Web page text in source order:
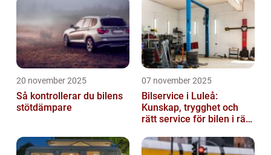
20 november 2025
Så kontrollerar du bilens
stötdämpare
07 november 2025
Bilservice i Luleå:
Kunskap, trygghet och
rätt service för bilen i rätt